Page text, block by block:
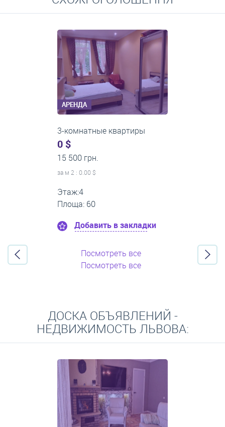
Средние цены на долгосрочную аренду квартир, домов,
комнат
АРЕНДА
3-комнатные квартиры
0 $
18 000 грн.
за м 2 : 0.00 $
Этаж:1
Площа: 70
Добавить в закладки
Посмотреть все
Посмотреть все
ДОСКА ОБЪЯВЛЕНИЙ -
НЕДВИЖИМОСТЬ ЛЬВОВА: